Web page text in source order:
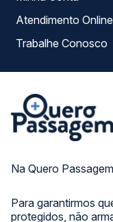
Na Quero
Para garantirmos
protegidos, não
Atendimento Online
Trabalhe Conosco